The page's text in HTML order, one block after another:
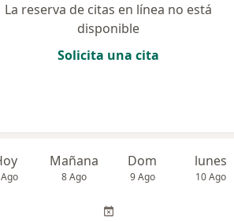
La reserva de citas en línea no está
disponible
Solicita una cita
Mañana
8 Ago
Dom
9 Ago
lunes
10 Ago